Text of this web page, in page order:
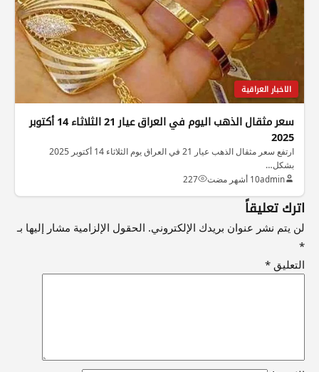
الاخبار العراقية
سعر مثقال الذهب اليوم في العراق عيار 21 الثلاثاء 14 أكتوبر
2025
ارتفع سعر مثقال الذهب عيار 21 في العراق يوم الثلاثاء 14 أكتوبر 2025
بشكل…
admin10 أشهر مضت 227
اترك تعليقاً
لن يتم نشر عنوان بريدك الإلكتروني. الحقول الإلزامية مشار إليها بـ
*
التعليق *